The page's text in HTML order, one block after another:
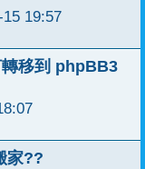
19:57
移到 phpBB3
家??